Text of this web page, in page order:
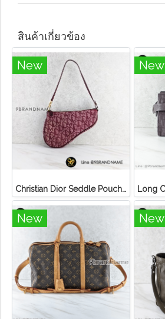
สินค้าเกี่ยวข้อง
New
Christian Dior Seddle Pouch Accessory Hand Bag
New
New New